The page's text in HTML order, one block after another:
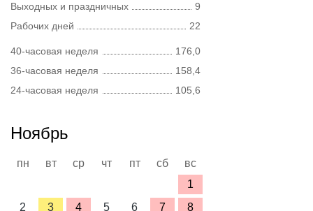
Выходных и праздничных
9
Рабочих дней
22
40-часовая неделя
176,0
36-часовая неделя
158,4
24-часовая неделя
105,6
Ноябрь
пн вт ср чт пт сб
вс
1
2
3 4 5 6 7 8